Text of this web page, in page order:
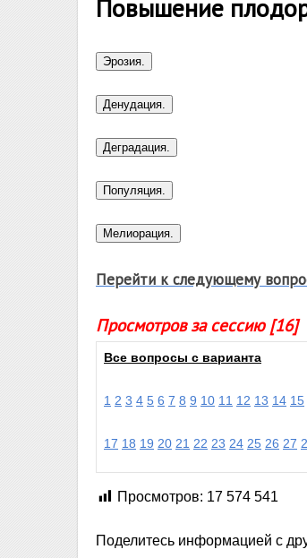
Повышение
Перейти к следующему
Просмотров за сессию [16]
Все вопросы с варианта
1 2 3 4 5 6 7 8 9 10 11 12 13 14 15
17 18 19 20 21 22 23 24 25 26 27
Просмотров: 17 574 541
Поделитесь информацией с